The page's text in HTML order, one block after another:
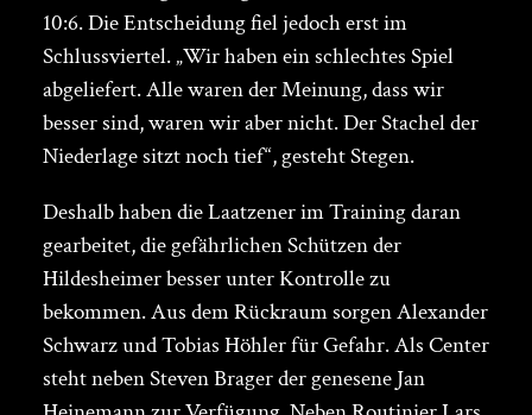
10:6. Die Entscheidung fiel jedoch erst im
Schlussviertel. „Wir haben ein schlechtes Spiel
abgeliefert. Alle waren der Meinung, dass wir
besser sind, waren wir aber nicht. Der Stachel der
Niederlage sitzt noch tief“, gesteht Stegen.
Deshalb haben die Laatzener im Training daran
gearbeitet, die gefährlichen Schützen der
Hildesheimer besser unter Kontrolle zu
bekommen. Aus dem Rückraum sorgen Alexander
Schwarz und Tobias Höhler für Gefahr. Als Center
steht neben Steven Brager der genesene Jan